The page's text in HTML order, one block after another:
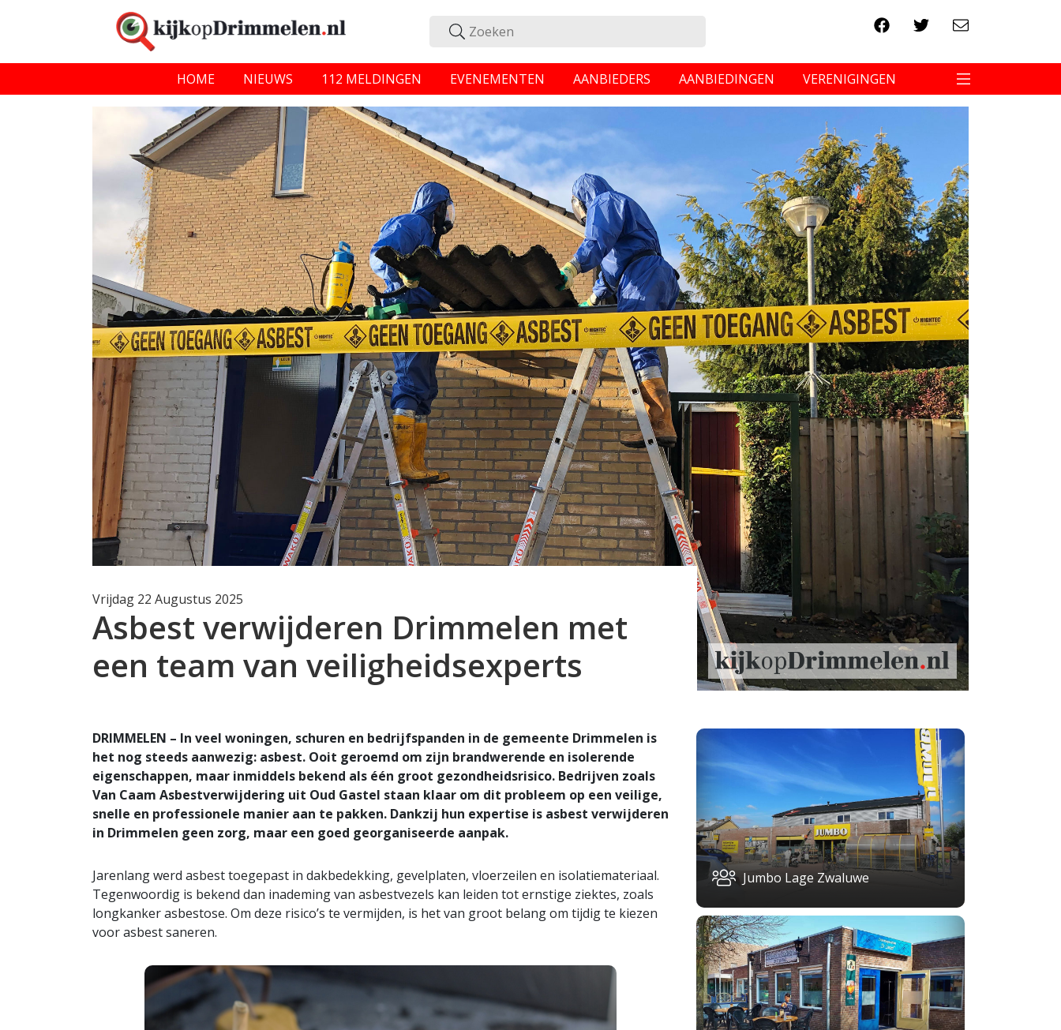
HOME NIEUWS 112 MELDINGEN EVENEMENTEN AANBIEDERS AANBIEDINGEN VERENIGINGEN
Vrijdag 22 Augustus 2025
Asbest verwijderen Drimmelen met
een team van veiligheidsexperts
DRIMMELEN – In veel woningen, schuren en bedrijfspanden in de gemeente Drimmelen is
het nog steeds aanwezig: asbest. Ooit geroemd om zijn brandwerende en isolerende
eigenschappen, maar inmiddels bekend als één groot gezondheidsrisico. Bedrijven zoals
Van Caam Asbestverwijdering uit Oud Gastel staan klaar om dit probleem op een veilige,
snelle en professionele manier aan te pakken. Dankzij hun expertise is asbest verwijderen
in Drimmelen geen zorg, maar een goed georganiseerde aanpak.
Jarenlang werd asbest toegepast in dakbedekking, gevelplaten, vloerzeilen en isolatiemateriaal.
Tegenwoordig is bekend dan inademing van asbestvezels kan leiden tot ernstige ziektes, zoals
longkanker asbestose. Om deze risico’s te vermijden, is het van groot belang om tijdig te kiezen
voor asbest saneren.
Jumbo Lage Zwaluwe